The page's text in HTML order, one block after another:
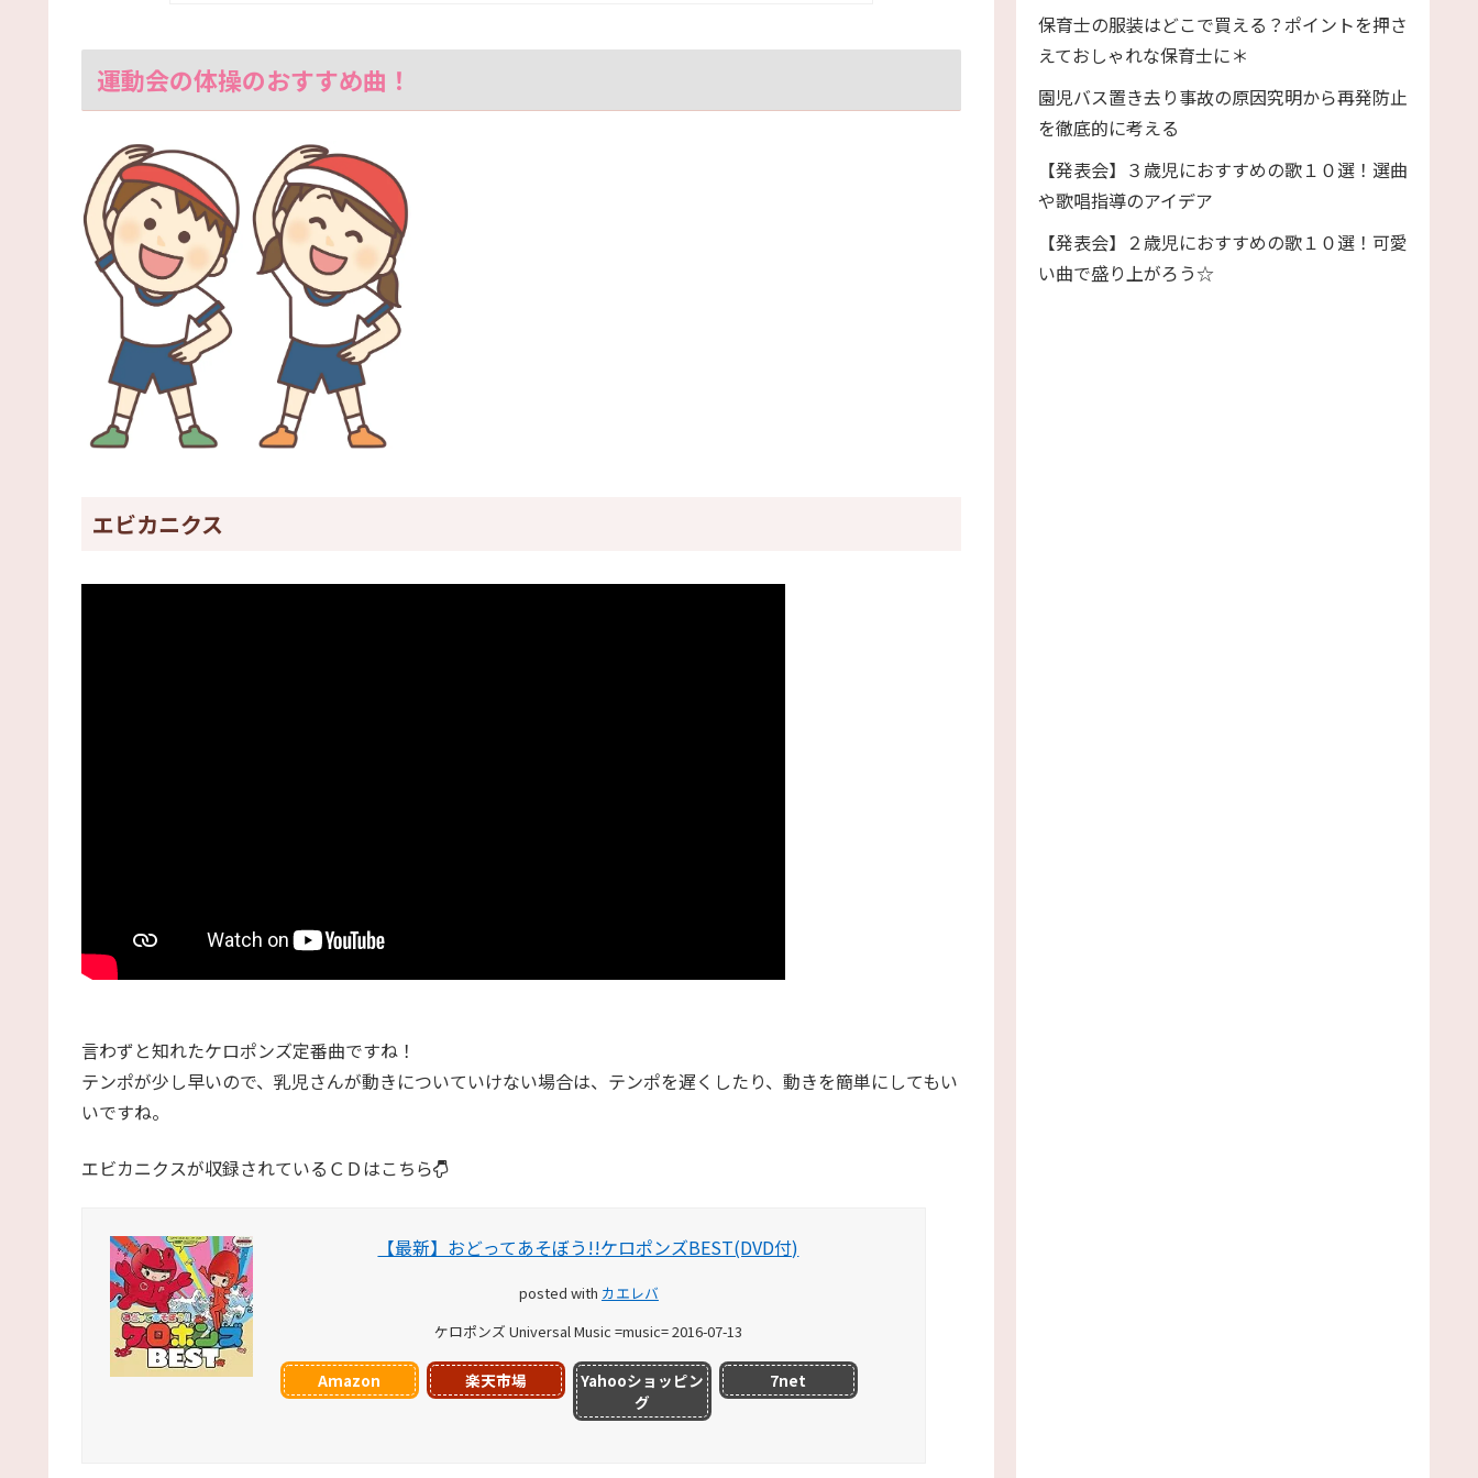
運動会の体操のおすすめ曲！
エビカニクス
言わずと知れたケロポンズ定番曲ですね！
テンポが少し早いので、乳児さんが動きについていけない場合は、テンポを遅くしたり、動きを簡単にしてもい
いですね。
エビカニクスが収録されているＣＤはこちら
【最新】おどってあそぼう!!ケロポンズBEST(DVD付)
posted with カエレバ
ケロポンズ Universal Music =music= 2016-07-13
Amazon 楽天市場
Yahooショッピン
グ
7net
保育士の服装はどこで買える？ポイントを押さ
えておしゃれな保育士に＊
園児バス置き去り事故の原因究明から再発防止
を徹底的に考える
【発表会】３歳児におすすめの歌１０選！選曲
や歌唱指導のアイデア
【発表会】２歳児におすすめの歌１０選！可愛
い曲で盛り上がろう☆